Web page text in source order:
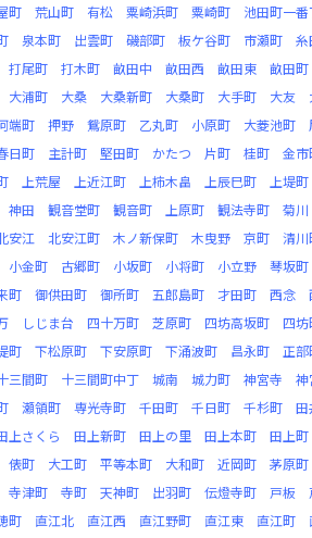
町 荒山町 有松 粟崎浜町 粟崎町 池田町一番
泉本町 出雲町 磯部町 板ケ谷町 市瀬町 糸
打尾町 打木町 畝田中 畝田西 畝田東 畝田町
大浦町 大桑 大桑新町 大桑町 大手町 大友
端町 押野 鴛原町 乙丸町 小原町 大菱池町
日町 主計町 堅田町 かたつ 片町 桂町 金市
上荒屋 上近江町 上柿木畠 上辰巳町 上堤町
神田 観音堂町 観音町 上原町 観法寺町 菊川
安江 北安江町 木ノ新保町 木曳野 京町 清川
小金町 古郷町 小坂町 小将町 小立野 琴坂町
町 御供田町 御所町 五郎島町 才田町 西念
しじま台 四十万町 芝原町 四坊高坂町 四
町 下松原町 下安原町 下涌波町 昌永町 正部
三間町 十三間町中丁 城南 城力町 神宮寺 神
瀬領町 専光寺町 千田町 千日町 千杉町 田
上さくら 田上新町 田上の里 田上本町 田上町
俵町 大工町 平等本町 大和町 近岡町 茅原町
寺津町 寺町 天神町 出羽町 伝燈寺町 戸板
町 直江北 直江西 直江野町 直江東 直江町